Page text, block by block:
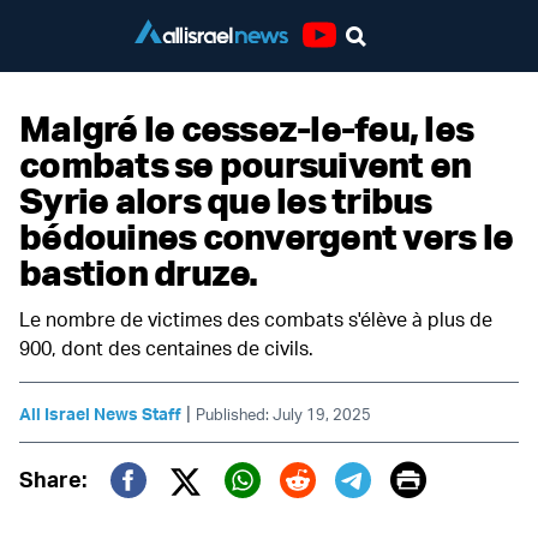
Malgré le cessez-le-feu, les
combats se poursuivent en
Syrie alors que les tribus
bédouines convergent vers le
bastion druze.
Le nombre de victimes des combats s'élève à plus de
900, dont des centaines de civils.
All Israel News Staff | Published: July 19, 2025
Share:
Twitter (X)
Print